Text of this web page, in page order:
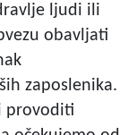
ljudi ili
obavljati
zaposlenika.
provoditi